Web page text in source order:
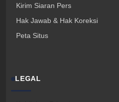
Kirim Siaran Pers
Hak Jawab & Hak Koreksi
Peta Situs
LEGAL